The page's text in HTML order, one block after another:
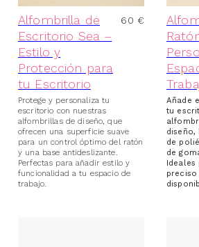
CAMISETAS PARA HOMBRES (11)
CLÁSICA (2)
CUELLO V (1)
DEPORTIVA
ESENCIAL (1)
GRÁFICA
LARGA (2)
MANGA ¾ ESTILO BÉISBOL (1)
MANGA LARGA (1)
PREMIUM (1)
Alfombrilla de
Escritorio Sea –
Estilo y
Protección para
tu Escritorio
60 €
Protege y personaliza tu
escritorio con nuestras
alfombrillas de diseño, que
ofrecen una superficie suave
para un control óptimo del ratón
y una base antideslizante.
Perfectas para añadir estilo y
funcionalidad a tu espacio de
trabajo.
Añade
tu
diseño,
de
de
Ideales